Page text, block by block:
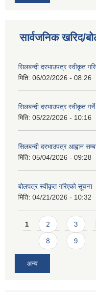
सार्वजनिक खरिद/
सिलबन्दी दरभाउपत्र स्वीकृत
मिति: 06/02/2026 - 08:26
सिलबन्दी दरभाउपत्र स्वीकृत
मिति: 05/22/2026 - 10:16
सिलबन्दी दरभाउपत्र आह्वान
मिति: 05/04/2026 - 09:28
बोलपत्र स्वीकृत गरिएको सूचना
मिति: 04/21/2026 - 10:32
Pages
1 2 3
8 9
अन्य